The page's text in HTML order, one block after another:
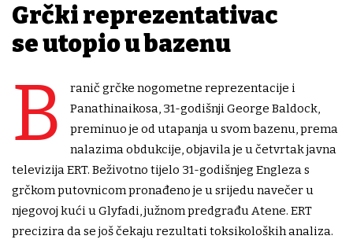
Grčki reprezentativac
se utopio u bazenu
B
ranič grčke nogometne reprezentacije i
Panathinaikosa, 31-godišnji George Baldock,
preminuo je od utapanja u svom bazenu, prema
nalazima obdukcije, objavila je u četvrtak javna
televizija ERT. Beživotno tijelo 31-godišnjeg Engleza s
grčkom putovnicom pronađeno je u srijedu navečer u
njegovoj kući u Glyfadi, južnom predgrađu Atene. ERT
precizira da se još čekaju rezultati toksikoloških analiza.